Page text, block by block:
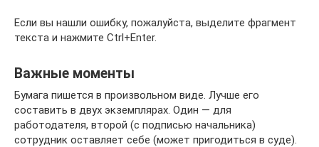
Если вы нашли ошибку, пожалуйста, выделите фрагмент
текста и нажмите Ctrl+Enter.
Важные моменты
Бумага пишется в произвольном виде. Лучше его
составить в двух экземплярах. Один — для
работодателя, второй (с подписью начальника)
сотрудник оставляет себе (может пригодиться в суде).